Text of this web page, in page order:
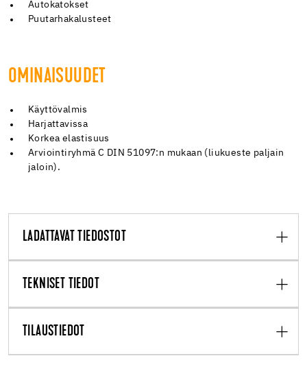
Autokatokset
Puutarhakalusteet
OMINAISUUDET
Käyttövalmis
Harjattavissa
Korkea elastisuus
Arviointiryhmä C DIN 51097:n mukaan (liukueste paljain
jaloin).
LADATTAVAT TIEDOSTOT
TEKNISET TIEDOT
TILAUSTIEDOT